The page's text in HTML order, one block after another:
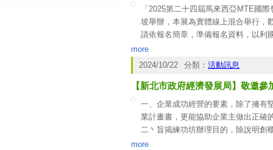
「2025第二十四屆馬來西亞MTE國
坡舉辦，本展為實體線上混合舉行，
請依報名簡章，準備報名資料，以利
參加MTE競賽，必須符合大會對於競
為校爭光。
加。
more
2024/10/22
分類： 活動訊息
【新北市政府經濟發展局】敬邀
一、企業成功經營的要素，除了擁有
業計畫書，更能協助企業主做出正確
二丶旨揭練功坊辦理目的，除說明創
丶與投資人接觸時的重要性；此外，
more